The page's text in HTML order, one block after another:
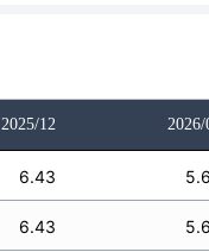
2025/12 2026/
6.43
6.43